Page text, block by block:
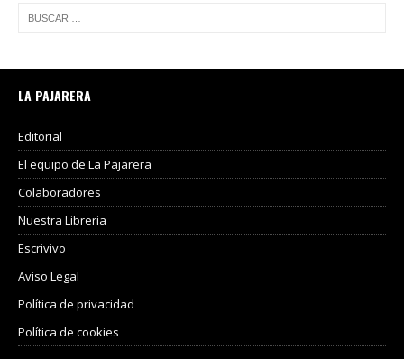
LA PAJARERA
Editorial
El equipo de La Pajarera
Colaboradores
Nuestra Libreria
Escrivivo
Aviso Legal
Política de privacidad
Política de cookies